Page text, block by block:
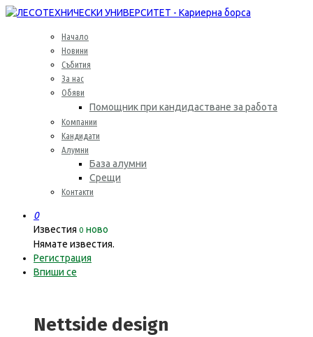
Начало
Новини
Събития
За нас
Обяви
Помощник при кандидастване за работа
Компании
Кандидати
Алумни
База алумни
Срещи
Контакти
0
Известия 0 ново
Нямате известия.
Регистрация
Впиши се
Nettside design